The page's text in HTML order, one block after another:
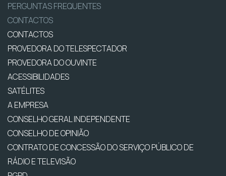
PERGUNTAS FREQUENTES
CONTACTOS
CONTACTOS
PROVEDORA DO TELESPECTADOR
PROVEDORA DO OUVINTE
ACESSIBILIDADES
SATÉLITES
A EMPRESA
CONSELHO GERAL INDEPENDENTE
CONSELHO DE OPINIÃO
CONTRATO DE CONCESSÃO DO SERVIÇO PÚBLICO DE
RÁDIO E TELEVISÃO